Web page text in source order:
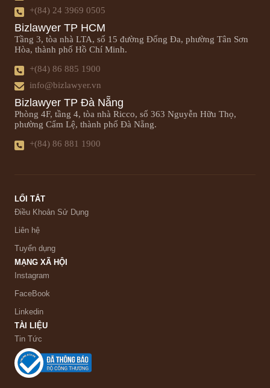
+(84) 24 3969 0505
Bizlawyer TP HCM
Tầng 3, tòa nhà LTA, số 15 đường Đống Đa, phường Tân Sơn
Hòa, thành phố Hồ Chí Minh.
+(84) 86 885 1900
info@bizlawyer.vn
Bizlawyer TP Đà Nẵng
Phòng 4F, tầng 4, tòa nhà Ricco, số 363 Nguyễn Hữu Thọ,
phường Cẩm Lệ, thành phố Đà Nẵng.
+(84) 86 881 1900
LỐI TẮT
Điều Khoản Sử Dụng
Liên hệ
Tuyển dụng
MẠNG XÃ HỘI
Instagram
FaceBook
Linkedin
TÀI LIỆU
Tin Tức